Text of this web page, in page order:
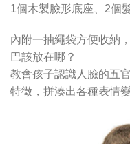
1個木製臉形底座、2個
內附一抽繩袋方便收納
巴該放在哪？
教會孩子認識人臉的五
特徵，拼湊出各種表情變